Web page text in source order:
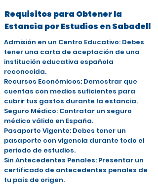
Requisitos para Obtener la
Estancia por Estudios en Sabadell
Admisión en un Centro Educativo: Debes
tener una carta de aceptación de una
institución educativa española
reconocida.
Recursos Económicos: Demostrar que
cuentas con medios suficientes para
cubrir tus gastos durante la estancia.
Seguro Médico: Contratar un seguro
médico válido en España.
Pasaporte Vigente: Debes tener un
pasaporte con vigencia durante todo el
periodo de estudios.
Sin Antecedentes Penales: Presentar un
certificado de antecedentes penales de
tu país de origen.